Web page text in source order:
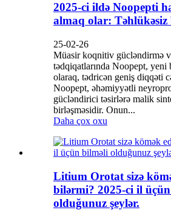
2025-ci ildə Noopepti
almaq olar: Təhlükəsiz
25-02-26
Müasir koqnitiv gücləndirmə
tədqiqatlarında Noopept, yeni
olaraq, tədricən geniş diqqəti
Noopept, əhəmiyyətli
gücləndirici təsirlərə malik
birləşməsidir. Onun...
Daha çox oxu
Litium Orotat sizə
bilərmi? 2025-ci il
olduğunuz şeylər.